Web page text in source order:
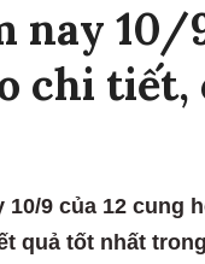
nay 10/
chi
10/9 của 12 cung
quả tốt nhất